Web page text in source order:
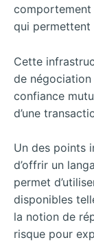
comportement
qui permettent
Cette
de négociation
confiance
d’une
Un des points
d’offrir un
permet
disponibles
la notion de
risque pour